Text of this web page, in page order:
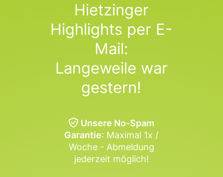
Hietzinger
Highlights per E-
Mail:
Langeweile war
gestern!
Unsere No-Spam
Garantie: Maximal 1x /
Woche - Abmeldung
jederzeit möglich!